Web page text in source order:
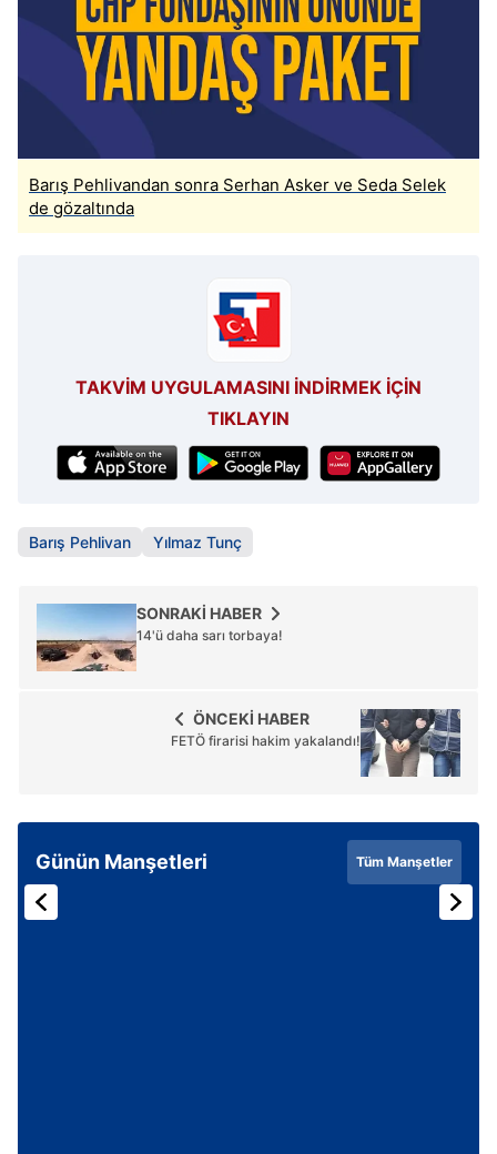
Barış Pehlivandan sonra Serhan Asker ve Seda Selek
de gözaltında
TAKVİM UYGULAMASINI İNDİRMEK İÇİN
TIKLAYIN
Barış Pehlivan Yılmaz Tunç
SONRAKİ HABER
14'ü daha sarı torbaya!
ÖNCEKİ HABER
FETÖ firarisi hakim yakalandı!
Günün Manşetleri Tüm Manşetler